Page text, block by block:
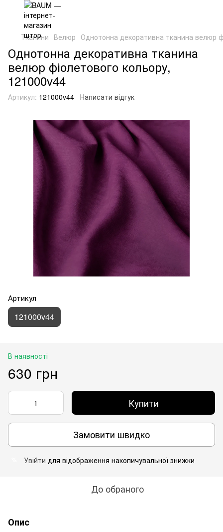
Тканини Велюр Однотонна декоративна тканина велюр
Однотонна декоративна тканина
велюр фіолетового кольору,
121000v44
Артикул: 121000v44 Написати відгук
Артикул
121000v44
В наявності
630 грн
Купити
Замовити швидко
Увійти для відображення накопичувальної знижки
До обраного
Опис